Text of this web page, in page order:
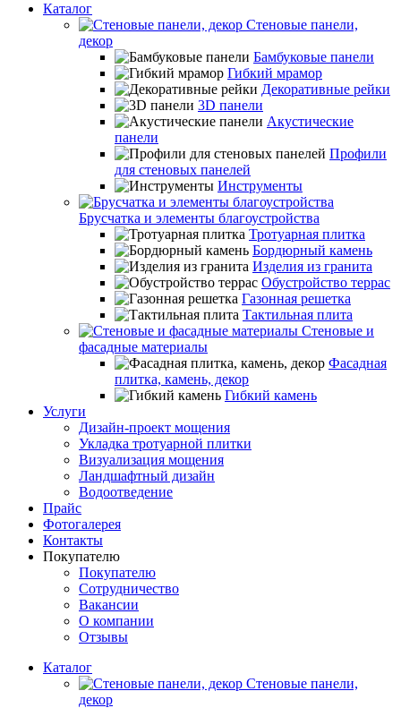
Каталог
Стеновые панели,
декор
Бамбуковые панели
Гибкий мрамор
Декоративные рейки
3D панели
Акустические
панели
Профили
для стеновых панелей
Инструменты
Брусчатка и элементы благоустройства
Тротуарная плитка
Бордюрный камень
Изделия из гранита
Обустройство террас
Газонная решетка
Тактильная плита
Стеновые и
фасадные материалы
Фасадная
плитка, камень, декор
Гибкий камень
Услуги
Дизайн-проект мощения
Укладка тротуарной плитки
Визуализация мощения
Ландшафтный дизайн
Водоотведение
Прайс
Фотогалерея
Контакты
Покупателю
Покупателю
Сотрудничество
Вакансии
О компании
Отзывы
Каталог
Стеновые панели,
декор